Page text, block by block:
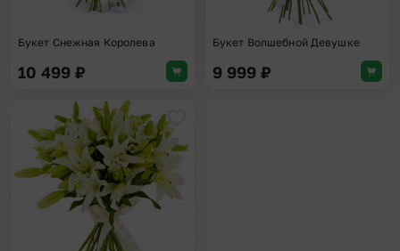
Букет Снежная Королева
10 499 ₽
Букет Волшебной Девушке
9 999 ₽